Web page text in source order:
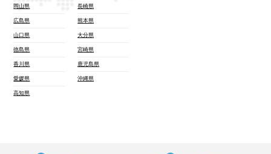
岡山県
広島県
山口県
徳島県
香川県
愛媛県
高知県
長崎県
熊本県
大分県
宮崎県
鹿児島県
沖縄県